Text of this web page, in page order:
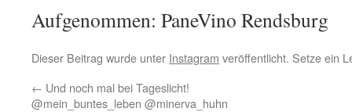
Aufgenommen: PaneVino Rendsburg
Dieser Beitrag wurde unter Instagram veröffentlicht. Setze ein
← Und noch mal bei Tageslicht!
@mein_buntes_leben @minerva_huhn